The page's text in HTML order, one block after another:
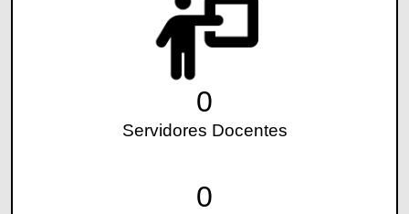
0
Servidores Docentes
0